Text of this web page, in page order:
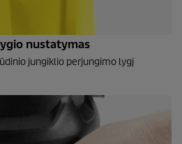
nustatymas
jungiklio perjungimo lygį